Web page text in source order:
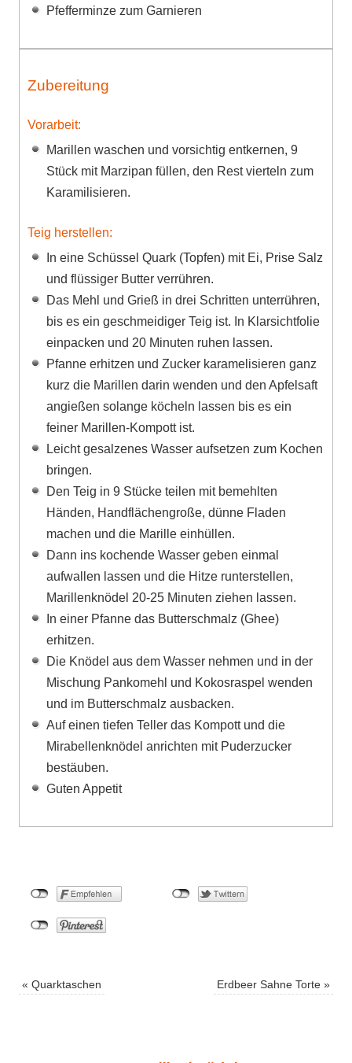
Pfefferminze zum Garnieren
Zubereitung
Vorarbeit:
Marillen waschen und vorsichtig entkernen, 9
Stück mit Marzipan füllen, den Rest vierteln zum
Karamilisieren.
Teig herstellen:
In eine Schüssel Quark (Topfen) mit Ei, Prise Salz
und flüssiger Butter verrühren.
Das Mehl und Grieß in drei Schritten unterrühren,
bis es ein geschmeidiger Teig ist. In Klarsichtfolie
einpacken und 20 Minuten ruhen lassen.
Pfanne erhitzen und Zucker karamelisieren ganz
kurz die Marillen darin wenden und den Apfelsaft
angießen solange köcheln lassen bis es ein
feiner Marillen-Kompott ist.
Leicht gesalzenes Wasser aufsetzen zum Kochen
bringen.
Den Teig in 9 Stücke teilen mit bemehlten
Händen, Handflächengroße, dünne Fladen
machen und die Marille einhüllen.
Dann ins kochende Wasser geben einmal
aufwallen lassen und die Hitze runterstellen,
Marillenknödel 20-25 Minuten ziehen lassen.
In einer Pfanne das Butterschmalz (Ghee)
erhitzen.
Die Knödel aus dem Wasser nehmen und in der
Mischung Pankomehl und Kokosraspel wenden
und im Butterschmalz ausbacken.
Auf einen tiefen Teller das Kompott und die
Mirabellenknödel anrichten mit Puderzucker
bestäuben.
Guten Appetit
« Quarktaschen Erdbeer Sahne Torte »